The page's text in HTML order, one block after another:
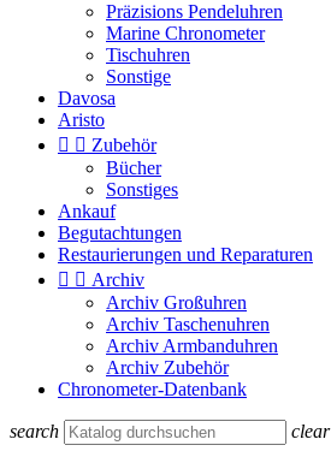
Präzisions Pendeluhren
Marine Chronometer
Tischuhren
Sonstige
Davosa
Aristo
  Zubehör
Bücher
Sonstiges
Ankauf
Begutachtungen
Restaurierungen und Reparaturen
  Archiv
Archiv Großuhren
Archiv Taschenuhren
Archiv Armbanduhren
Archiv Zubehör
Chronometer-Datenbank
search clear